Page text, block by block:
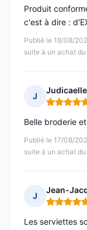
Publié le 18/08/
suite à un achat
Produit
c'est à dire :
J
Note : 5
Publié le 17/08/
suite à un achat
Belle broderie
J
Jean-
Note : 5
Les serviettes